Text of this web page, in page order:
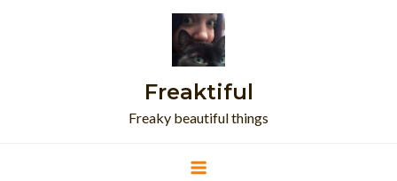
Freaktiful
Freaky beautiful things